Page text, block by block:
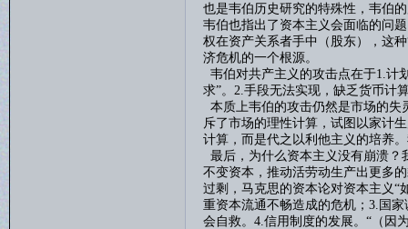
也是韦伯历史研究的特殊性，韦伯
韦伯也指出了资本主义会面临的问
权在资产关系者手中（股东），这种
济危机的一个根源。
韦伯对共产主义的攻击点在于1. 计
求”。 2. 手段无法实现，缺乏货币计
本质上韦伯的攻击仍然是市场的失
斥了市场的理性计算，试图以家计
计算，而是代之以利他主义的培养
最后， 为什么资本主义没有崩溃？
不变资本，推动活劳动生产出更多
过剩，马克思的资本论对资本主义“
重资本流通不畅造成的危机； 3. 国
会自救。 4. 信用制度的发展。 “（因